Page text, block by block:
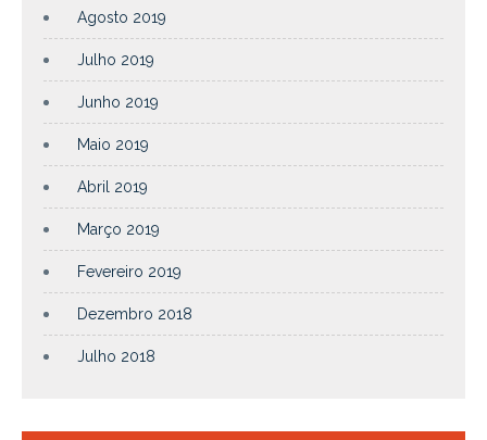
Agosto 2019
Julho 2019
Junho 2019
Maio 2019
Abril 2019
Março 2019
Fevereiro 2019
Dezembro 2018
Julho 2018